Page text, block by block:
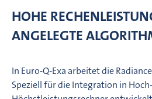
HOHE
NGELEGTE
In Euro-Q-Exa arbeitet die
Speziell für die Integration in